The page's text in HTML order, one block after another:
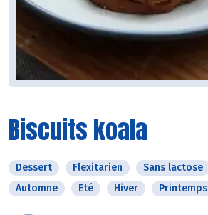
Biscuits koala
Dessert Flexitarien Sans lactose
Automne
Eté Hiver Printemps